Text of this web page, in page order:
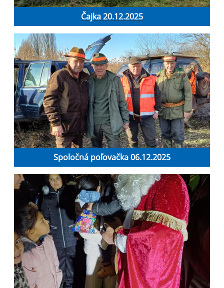
Čajka 20.12.2025
Spoločná poľovačka 06.12.2025